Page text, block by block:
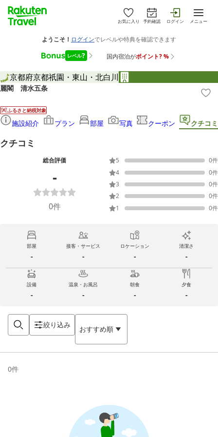
お気に入り 予約確認 ログイン メニュー
京都府京都祇園・東山・北白川
麗閣 清水五条
ふるさと納税対象
施設紹介 プラン 部屋 写真 クーポン クチコミ
クチコミ
総合評価
-
0件
5 0件
4
0件
3
0件
2
0件
1
0件
部屋
-
接客・サービス
-
ロケーション
-
清潔さ
-
設備
-
温泉・お風呂
-
朝食
-
夕食
-
絞り込み おすすめ順
0件